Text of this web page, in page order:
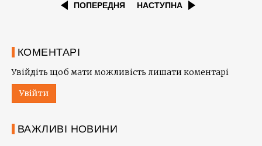
ПОПЕРЕДНЯ НАСТУПНА
КОМЕНТАРІ
Увійдіть щоб мати можливість лишати коментарі
Увійти
ВАЖЛИВІ НОВИНИ